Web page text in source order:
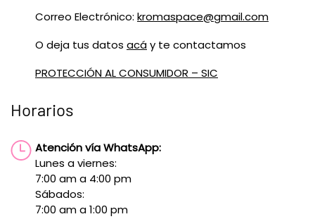
Correo Electrónico: kromaspace@gmail.com
O deja tus datos acáy te contactamos
PROTECCIÓN AL CONSUMIDOR – SIC
Horarios
Atención vía WhatsApp:
Lunes a viernes:
7:00 am a 4:00 pm
Sábados:
7:00 am a 1:00 pm